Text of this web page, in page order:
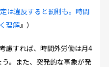
は違反すると罰則も。時間
理解』）
慮すれば、時間外労働は月4
。また、突発的な事象が発